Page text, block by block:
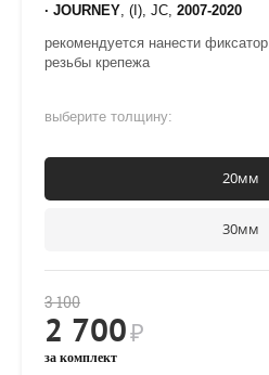
· JOURNEY , (I), JC, 2007-2020
рекомендуется нанести фиксатор
резьбы крепежа
выберите толщину:
20мм
30мм
3 100
2 700₽
за комплект